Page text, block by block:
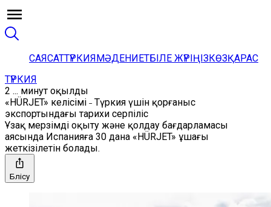
САЯСАТТҮРКИЯМӘДЕНИЕТБІЛЕ ЖҮРІҢІЗКӨЗҚАРАС
ТҮРКИЯ
2 ... минут оқылды
«HÜRJET» келісімі ˗ Түркия үшін қорғаныс
экспортындағы тарихи серпіліс
Ұзақ мерзімді оқыту және қолдау бағдарламасы
аясында Испанияға 30 дана «HÜRJET» ұшағы
жеткізілетін болады.
Бөлісу